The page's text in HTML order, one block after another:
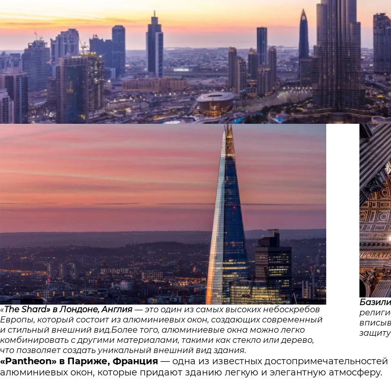
«The Shard» в Лондоне, Англия — это один из самых высоких небоскребов
Европы, который состоит из алюминиевых окон, создающих современный
и стильный внешний вид.Более того, алюминиевые окна можно легко
комбинировать с другими материалами, такими как стекло или дерево,
что позволяет создать уникальный внешний вид здания.
«Pantheon» в Париже, Франция — одна из известных
алюминиевых окон, которые придают зданию легкую и элегантную атмосферу.